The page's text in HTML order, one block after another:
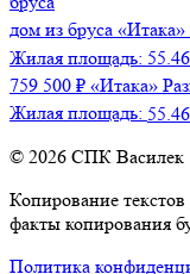
дом из бруса «Итака»
Жилая площадь:
759 500 ₽ «Итака»
Жилая площадь:
© 2026 СПК Василек
Копирование
факты копирования
Политика